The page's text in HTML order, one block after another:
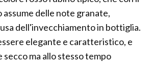
assume delle note granate,
dell'invecchiamento in bottiglia.
elegante e caratteristico, e
secco ma allo stesso tempo